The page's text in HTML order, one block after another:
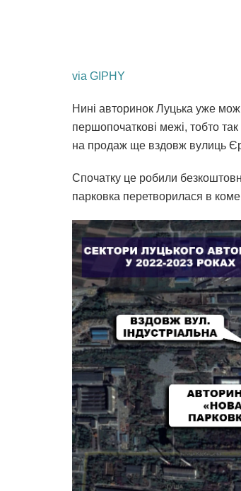
via GIPHY
Нині авторинок Луцька уже
першопочаткові межі, тобто
на продаж ще вздовж вулиць
Спочатку це робили
парковка перетворилася в